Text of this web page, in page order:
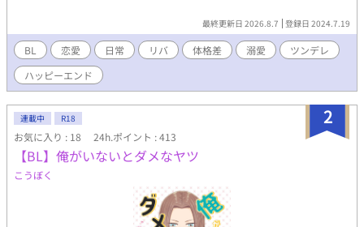
最終更新日 2026.8.7 登録日 2024.7.19
BL 恋愛 日常 リバ 体格差 溺愛
ツンデレ
ハッピーエンド
2
連載中 R18
お気に入り : 18 24h.ポイント : 413
【BL】俺がいないとダメなヤツ
こうぼく